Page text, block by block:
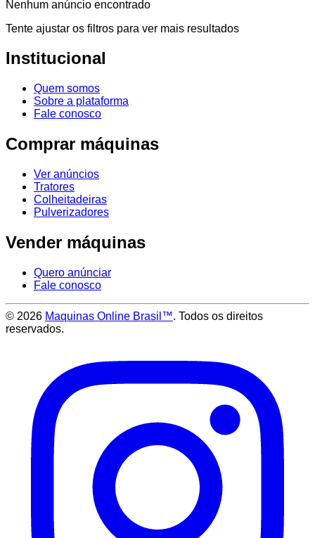
Nenhum anúncio encontrado
Tente ajustar os filtros para ver mais resultados
Institucional
Quem somos
Sobre a plataforma
Fale conosco
Comprar máquinas
Ver anúncios
Tratores
Colheitadeiras
Pulverizadores
Vender máquinas
Quero anúnciar
Fale conosco
© 2026 Maquinas Online Brasil™. Todos os direitos
reservados.